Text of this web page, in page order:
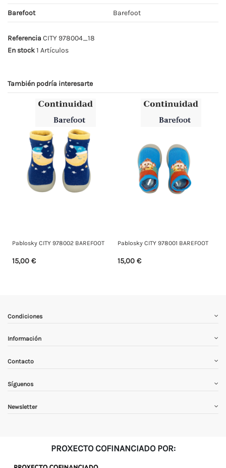
Barefoot Barefoot
Referencia CITY 978004_18
En stock1 Artículos
También podría interesarte
Pablosky CITY 978002 BAREFOOT
15,00 €
Pablosky CITY 978001 BAREFOOT
15,00 €
Condiciones
Información
Contacto
Síguenos
Newsletter
PROXECTO COFINANCIADO POR: